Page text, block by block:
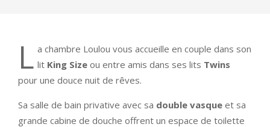
L a chambre Loulou vous accueille en couple dans son
lit King Size ou entre amis dans ses lits Twins
pour une douce nuit de rêves.
Sa salle de bain privative avec sa double vasque et sa
grande cabine de douche offrent un espace de toilette